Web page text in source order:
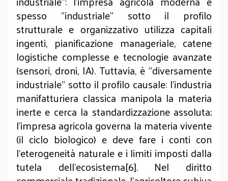
spesso "industriale" sotto il profilo
strutturale e organizzativo utilizza capitali
ingenti, pianificazione manageriale, catene
logistiche complesse e tecnologie avanzate
(sensori, droni, IA). Tuttavia, è "diversamente
industriale" sotto il profilo causale: l'industria
manifatturiera classica manipola la materia
inerte e cerca la standardizzazione assoluta;
l'impresa agricola governa la materia vivente
(il ciclo biologico) e deve fare i conti con
l'eterogeneità naturale e i limiti imposti dalla
tutela dell'ecosistema[6]. Nel diritto